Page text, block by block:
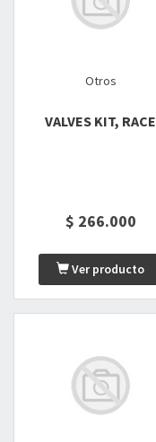
Otros
VALVES KIT, RACE
$ 266.000
Ver producto